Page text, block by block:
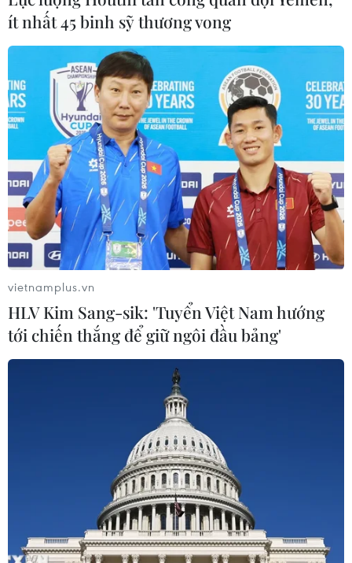
Các học giả kêu gọi ASEAN duy trì nguyên
tắc đồng thuận về COC
20/06/2019 11:55
Tiến sỹ Li Nan thuộc Viện Đông Á cho rằng các nước
ASEAN cần phải xây dựng, hoàn thiện vai trò trung tâm
của mình, đồng thời đẩy nhanh kết thúc quá trình đàm
phán về một COC.
ít nhất 45 binh sỹ thương vong
vietnamplus.vn
HLV Kim Sang-sik: 'Tuyển Việt Nam hướng
tới chiến thắng để giữ ngôi đầu bảng'